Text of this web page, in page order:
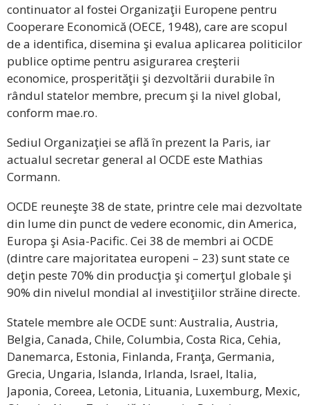
continuator al fostei Organizaţii Europene pentru
Cooperare Economică (OECE, 1948), care are scopul
de a identifica, disemina şi evalua aplicarea politicilor
publice optime pentru asigurarea creşterii
economice, prosperităţii şi dezvoltării durabile în
rândul statelor membre, precum şi la nivel global,
conform mae.ro.
Sediul Organizaţiei se află în prezent la Paris, iar
actualul secretar general al OCDE este Mathias
Cormann.
OCDE reuneşte 38 de state, printre cele mai dezvoltate
din lume din punct de vedere economic, din America,
Europa şi Asia-Pacific. Cei 38 de membri ai OCDE
(dintre care majoritatea europeni – 23) sunt state ce
deţin peste 70% din producţia şi comerţul globale şi
90% din nivelul mondial al investiţiilor străine directe.
Statele membre ale OCDE sunt: Australia, Austria,
Belgia, Canada, Chile, Columbia, Costa Rica, Cehia,
Danemarca, Estonia, Finlanda, Franţa, Germania,
Grecia, Ungaria, Islanda, Irlanda, Israel, Italia,
Japonia, Coreea, Letonia, Lituania, Luxemburg, Mexic,